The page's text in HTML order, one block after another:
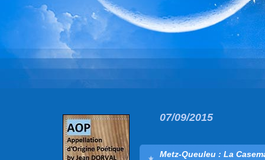
07/09/2015
Metz-Queuleu : La